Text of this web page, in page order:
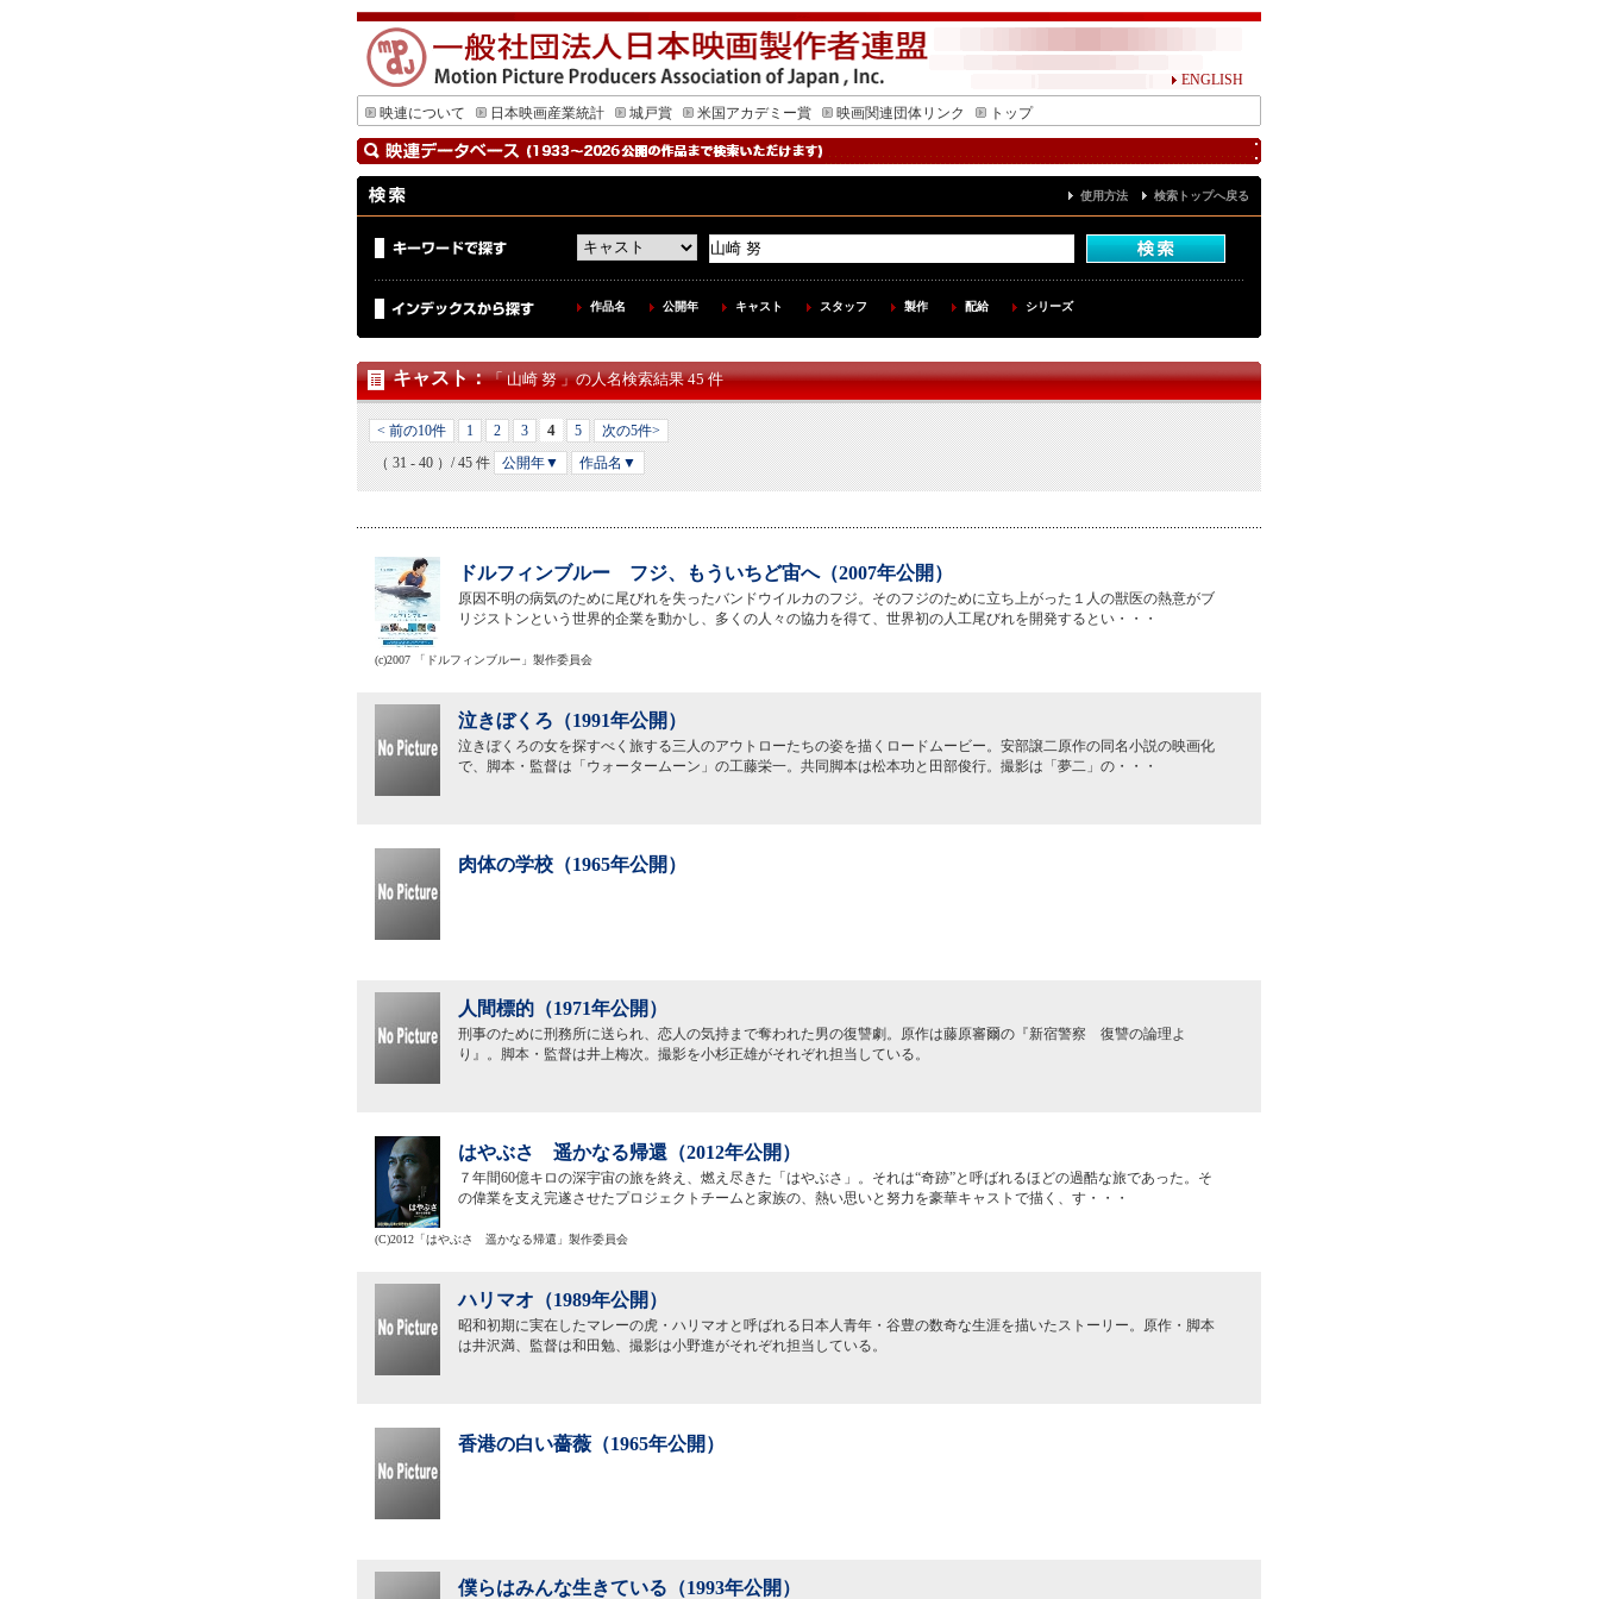
ENGLISH
映連について
日本映画産業統計 城戸賞 米国アカデミー賞 映画関連団体リンク トップ
使用方法 検索トップへ戻る
作品名 公開年 キャスト スタッフ 製作 配給 シリーズ
キャスト：「 山崎 努 」の人名検索結果 45 件
< 前の10件 1 2 3 4 5
次の5件>
（ 31 - 40 ）/ 45 件
公開年▼ 作品名▼
ドルフィンブルー フジ、もういちど宙へ（2007年公開）
原因不明の病気のために尾びれを失ったバンドウイルカのフジ。そのフジのために立ち上がった１人の獣医の熱意がブ
リジストンという世界的企業を動かし、多くの人々の協力を得て、世界初の人工尾びれを開発するとい・・・
(c)2007 「ドルフィンブルー」製作委員会
泣きぼくろ（1991年公開）
泣きぼくろの女を探すべく旅する三人のアウトローたちの姿を描くロードムービー。安部譲二原作の同名小説の映画化
で、脚本・監督は「ウォータームーン」の工藤栄一。共同脚本は松本功と田部俊行。撮影は「夢二」の・・・
肉体の学校（1965年公開）
人間標的（1971年公開）
刑事のために刑務所に送られ、恋人の気持まで奪われた男の復讐劇。原作は藤原審爾の『新宿警察 復讐の論理よ
り』。脚本・監督は井上梅次。撮影を小杉正雄がそれぞれ担当している。
はやぶさ 遥かなる帰還（2012年公開）
７年間60億キロの深宇宙の旅を終え、燃え尽きた「はやぶさ」。それは“奇跡”と呼ばれるほどの過酷な旅であった。そ
の偉業を支え完遂させたプロジェクトチームと家族の、熱い思いと努力を豪華キャストで描く、す・・・
(C)2012「はやぶさ 遥かなる帰還」製作委員会
ハリマオ（1989年公開）
昭和初期に実在したマレーの虎・ハリマオと呼ばれる日本人青年・谷豊の数奇な生涯を描いたストーリー。原作・脚本
は井沢満、監督は和田勉、撮影は小野進がそれぞれ担当している。
香港の白い薔薇（1965年公開）
僕らはみんな生きている（1993年公開）